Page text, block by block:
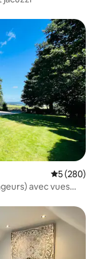
aimés
Note
5 (280)
avec vues